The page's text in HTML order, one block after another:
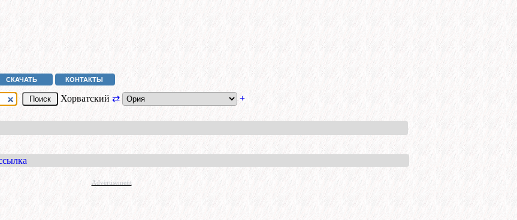
СКАЧАТЬ КОНТАКТЫ
Хорватский ⇄ +
Advertisement